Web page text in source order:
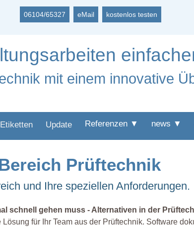
06104/65327 eMail kostenlos testen
mit einem innovative
Etiketten Update Referenzen ▼ news ▼
Prüftechnik
und Ihre speziellen Anforderungen.
schnell gehen muss - Alternativen in der
Lösung für Ihr Team aus der Prüftechnik. Software